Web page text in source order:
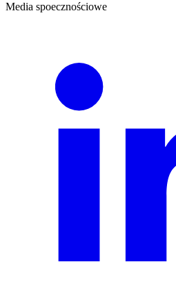
Media spoecznościowe